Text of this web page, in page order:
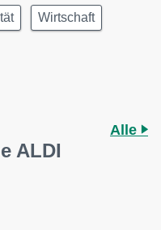
Wirtschaft
ALDI
Alle